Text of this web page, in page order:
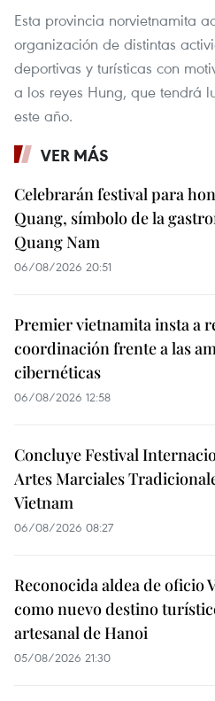
Esta provincia norvietnamita
organización de distintas
deportivas y turísticas con
a los reyes Hung, que tendrá
este año.
VER MÁS
Celebrarán festival para
Quang, símbolo de la
Quang Nam
06/08/2026 20:51
Premier vietnamita insta a
coordinación frente a las
cibernéticas
06/08/2026 12:58
Concluye Festival
Artes Marciales
Vietnam
06/08/2026 08:27
Reconocida aldea de oficio
como nuevo destino
artesanal de Hanoi
05/08/2026 21:30